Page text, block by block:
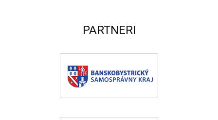
PARTNERI